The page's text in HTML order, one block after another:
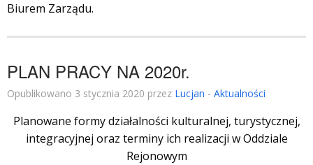
Biurem Zarządu.
PLAN PRACY NA 2020r.
Opublikowano 3 stycznia 2020 przez Lucjan - Aktualności
Planowane formy działalności kulturalnej, turystycznej,
integracyjnej oraz terminy ich realizacji w Oddziale
Rejonowym